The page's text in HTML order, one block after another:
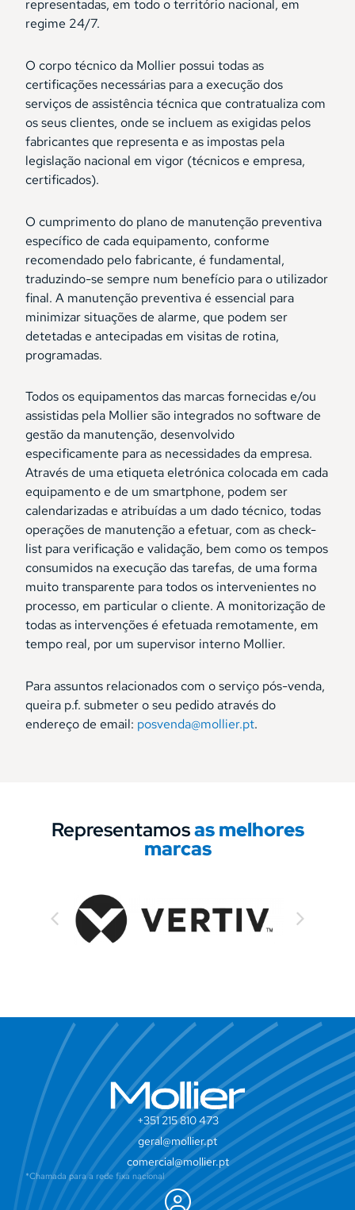
representadas, em todo o território nacional, em
regime 24/7.
O corpo técnico da Mollier possui todas as
certificações necessárias para a execução dos
serviços de assistência técnica que contratualiza com
os seus clientes, onde se incluem as exigidas pelos
fabricantes que representa e as impostas pela
legislação nacional em vigor (técnicos e empresa,
certificados).
O cumprimento do plano de manutenção preventiva
específico de cada equipamento, conforme
recomendado pelo fabricante, é fundamental,
traduzindo-se sempre num benefício para o utilizador
final. A manutenção preventiva é essencial para
minimizar situações de alarme, que podem ser
detetadas e antecipadas em visitas de rotina,
programadas.
Todos os equipamentos das marcas fornecidas e/ou
assistidas pela Mollier são integrados no software de
gestão da manutenção, desenvolvido
especificamente para as necessidades da empresa.
Através de uma etiqueta eletrónica colocada em cada
equipamento e de um smartphone, podem ser
calendarizadas e atribuídas a um dado técnico, todas
operações de manutenção a efetuar, com as check-
list para verificação e validação, bem como os tempos
consumidos na execução das tarefas, de uma forma
muito transparente para todos os intervenientes no
processo, em particular o cliente. A monitorização de
todas as intervenções é efetuada remotamente, em
tempo real, por um supervisor interno Mollier.
Para assuntos relacionados com o serviço pós-venda,
queira p.f. submeter o seu pedido através do
endereço de email: posvenda@mollier.pt.
Representamosas melhores
marcas
+351 215 810 473
geral@mollier.pt
comercial@mollier.pt
*Chamada para a rede fixa nacional